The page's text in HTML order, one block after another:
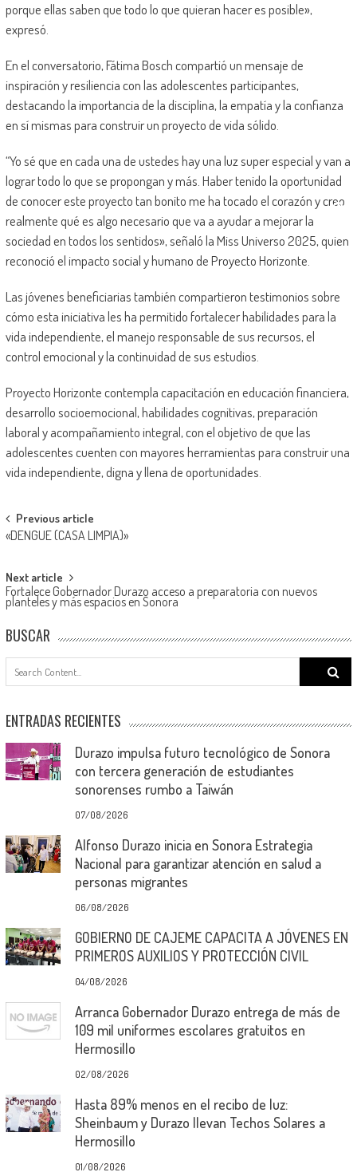
porque ellas saben que todo lo que quieran hacer es posible»,
expresó.
En el conversatorio, Fátima Bosch compartió un mensaje de
inspiración y resiliencia con las adolescentes participantes,
destacando la importancia de la disciplina, la empatía y la confianza
en sí mismas para construir un proyecto de vida sólido.
“Yo sé que en cada una de ustedes hay una luz super especial y van a
lograr todo lo que se propongan y más. Haber tenido la oportunidad
de conocer este proyecto tan bonito me ha tocado el corazón y creo
realmente qué es algo necesario que va a ayudar a mejorar la
sociedad en todos los sentidos», señaló la Miss Universo 2025, quien
reconoció el impacto social y humano de Proyecto Horizonte.
Las jóvenes beneficiarias también compartieron testimonios sobre
cómo esta iniciativa les ha permitido fortalecer habilidades para la
vida independiente, el manejo responsable de sus recursos, el
control emocional y la continuidad de sus estudios.
Proyecto Horizonte contempla capacitación en educación financiera,
desarrollo socioemocional, habilidades cognitivas, preparación
laboral y acompañamiento integral, con el objetivo de que las
adolescentes cuenten con mayores herramientas para construir una
vida independiente, digna y llena de oportunidades.
Post
navigation
Previous article
«DENGUE (CASA LIMPIA)»
Next article
Fortalece Gobernador Durazo acceso a preparatoria con nuevos
planteles y más espacios en Sonora
BUSCAR
Search
for:
ENTRADAS RECIENTES
Durazo impulsa futuro tecnológico de Sonora
con tercera generación de estudiantes
sonorenses rumbo a Taiwán
07/08/2026
Alfonso Durazo inicia en Sonora Estrategia
Nacional para garantizar atención en salud a
personas migrantes
06/08/2026
GOBIERNO DE CAJEME CAPACITA A JÓVENES EN
PRIMEROS AUXILIOS Y PROTECCIÓN CIVIL
04/08/2026
Arranca Gobernador Durazo entrega de más de
109 mil uniformes escolares gratuitos en
Hermosillo
02/08/2026
Hasta 89% menos en el recibo de luz:
Sheinbaum y Durazo llevan Techos Solares a
Hermosillo
01/08/2026